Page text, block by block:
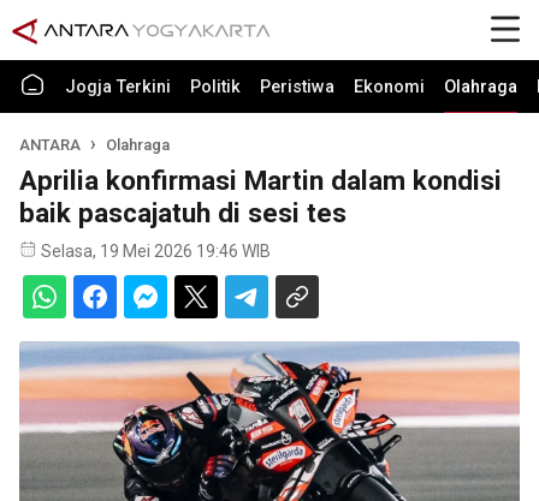
Jogja Terkini Politik Peristiwa Ekonomi Olahraga
ANTARA Olahraga
Aprilia konfirmasi Martin dalam kondisi
baik pascajatuh di sesi tes
Selasa, 19 Mei 2026 19:46 WIB